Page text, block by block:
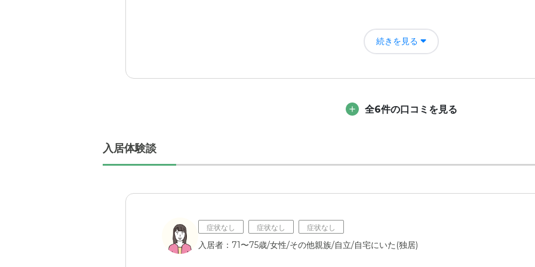
JR中央線八王子駅から徒歩圏内。１５分ほどでした。施設の駐車場も十分スペースがあり、自動車
介護の関しては家族の手を煩わすことはなくなったが、認知症等の症状は進行していたため、次々
シルバービレッジ八王子の評価
あたるため、何人もの目と手で介護してもらえる。
に答えていた。
外観・内装・居室・設備について
用等）でプライバシーが守られていた。
介護医療サービスについて
続きを見る
全6件の口コミを見る
入居体験談
症状なし 症状なし 症状なし
入居者：71〜75歳/女性/その他親族/自立/自宅にいた(独居)